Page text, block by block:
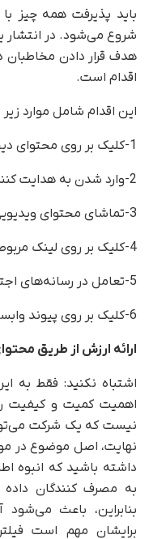
باید پذیرفت همه چیز
شروع می‌شود. در انتشار
هدف قرار دادن مخاطبان
اقدام است.
این اقدام شامل موارد
1-کلیک بر روی محتوای دیجیتال
2-وارد شدن به هدایت کننده بازاریابی
3-تماشای محتوای ویدیویی برند
4-کلیک بر روی لینک مربوطه از طریق سئوی ارگانیک
5-تعامل در رسانه‌های اجتماعی
6-کلیک بر روی پیوند وابسته
ارائه ارزش از طریق
اشتباه نکنید: فقط به
اهمیت کمیت و کیفیت
نیست که یک شرکت
نهایت، اصل موضوع در
داشته باشید که انبوه
به مصرف کنندگان
بنابراین، باعث
برایشان مهم است